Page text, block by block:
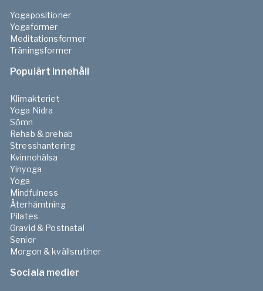
Yogapositioner
Yogaformer
Meditationsformer
Träningsformer
Populärt innehåll
Klimakteriet
Yoga Nidra
Sömn
Rehab & prehab
Stresshantering
Kvinnohälsa
Yinyoga
Yoga
Mindfulness
Återhämtning
Pilates
Gravid & Postnatal
Senior
Morgon & kvällsrutiner
Sociala medier